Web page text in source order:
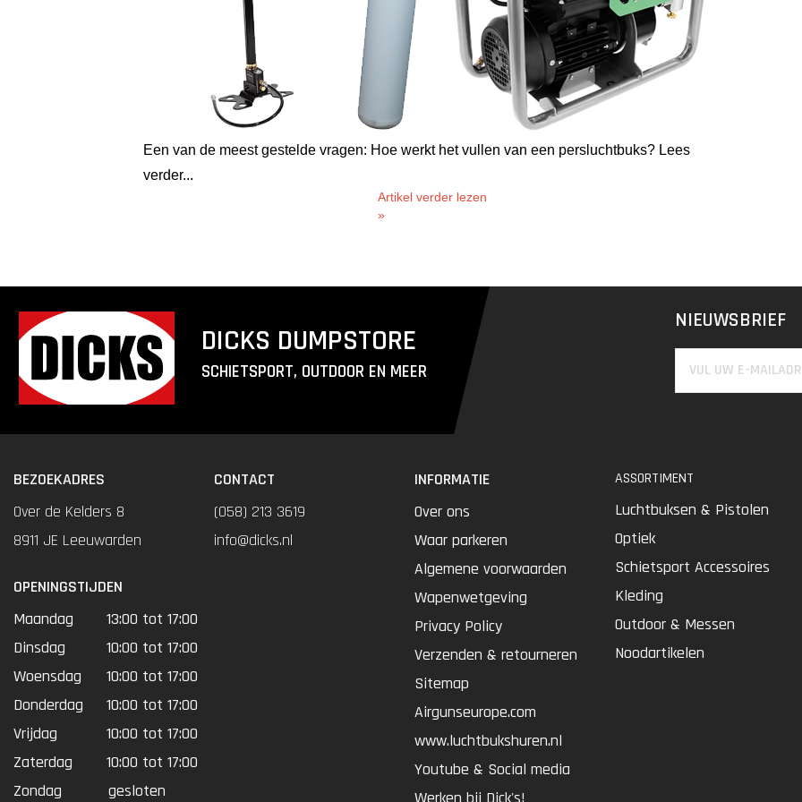
Een van de meest gestelde vragen: Hoe werkt het vullen van een persluchtbuks? Lees
verder...
Artikel verder lezen
»
DICKS DUMPSTORE
SCHIETSPORT, OUTDOOR EN MEER
NIEUWSBRIEF
BEZOEKADRES
Over de Kelders 8
8911 JE Leeuwarden
OPENINGSTIJDEN
Maandag
13:00 tot 17:00
Dinsdag
10:00 tot 17:00
Woensdag
10:00 tot 17:00
Donderdag
10:00 tot 17:00
Vrijdag
10:00 tot 17:00
Zaterdag
10:00 tot 17:00
Zondag
gesloten
CONTACT
(058) 213 3619
info@dicks.nl
INFORMATIE
Over ons
Waar parkeren
Algemene voorwaarden
Wapenwetgeving
Privacy Policy
Verzenden & retourneren
Sitemap
Airgunseurope.com
www.luchtbukshuren.nl
Youtube & Social media
Werken bij Dick's!
ASSORTIMENT
Luchtbuksen & Pistolen
Optiek
Schietsport Accessoires
Kleding
Outdoor & Messen
Noodartikelen